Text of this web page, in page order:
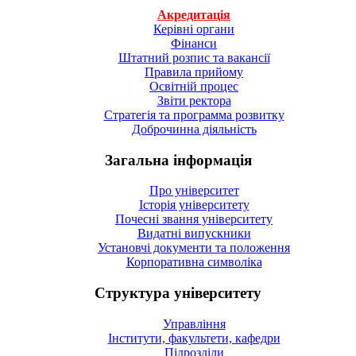
Акредитація
Керівні органи
Фінанси
Штатний розпис та вакансії
Правила прийому
Освітній процес
Звіти ректора
Стратегія та программа розвитку
Доброчинна діяльність
Загальна інформація
Про університет
Історія університету
Почесні звання університету
Видатні випускники
Установчі документи та положення
Корпоративна символiка
Структура університету
Управління
Інститути, факультети, кафедри
Підрозділи